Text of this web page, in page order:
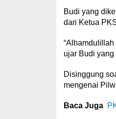
Budi yang
dari Ketua
ujar Budi
Disinggung
mengenai
Baca Juga